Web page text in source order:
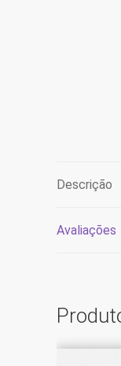
Descrição
Avaliações